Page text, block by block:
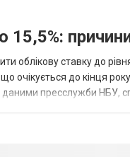
15,5%:
облікову ставку до
очікується до кінця
даними пресслужби НБУ,